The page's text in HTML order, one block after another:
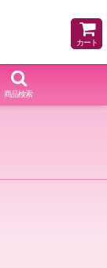
カート
商品検索